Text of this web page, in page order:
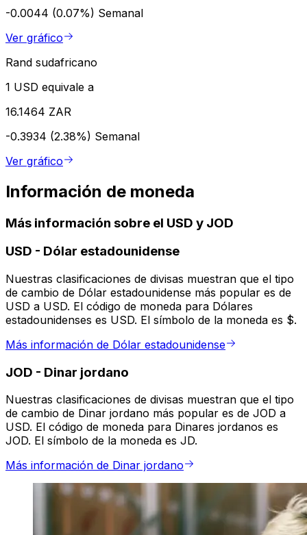
-0.0044 (0.07%) Semanal
Ver gráfico
Rand sudafricano
1 USD equivale a
16.1464 ZAR
-0.3934 (2.38%) Semanal
Ver gráfico
Información de moneda
Más información sobre el USD y JOD
USD - Dólar estadounidense
Nuestras clasificaciones de divisas muestran que el tipo
de cambio de Dólar estadounidense más popular es de
USD a USD. El código de moneda para Dólares
estadounidenses es USD. El símbolo de la moneda es $.
Más información de Dólar estadounidense
JOD - Dinar jordano
Nuestras clasificaciones de divisas muestran que el tipo
de cambio de Dinar jordano más popular es de JOD a
USD. El código de moneda para Dinares jordanos es
JOD. El símbolo de la moneda es JD.
Más información de Dinar jordano